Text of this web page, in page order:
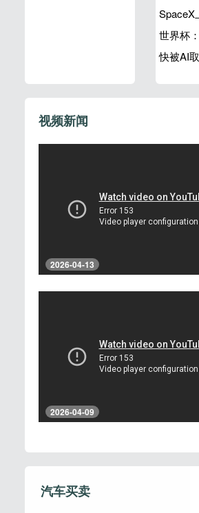
SpaceX
世界杯
快被AI
视频新闻
2026-04-13
2026-04-09
汽车买卖